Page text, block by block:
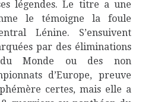
légendes. Le titre a une
le témoigne la foule
Lénine. S’ensuivent
par des éliminations
Monde ou des non
d’Europe, preuve
certes, mais elle a